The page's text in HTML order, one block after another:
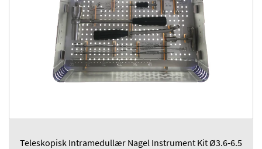
Teleskopisk Intramedullær Nagel Instrument Kit Ø3.6-6.5